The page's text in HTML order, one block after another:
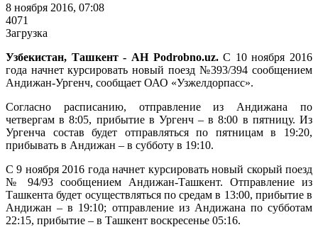
8 ноября 2016, 07:08
4071
Загрузка
Узбекистан, Ташкент - АН Podrobno.uz.С 10 ноября 2016
года начнет курсировать новый поезд №393/394 сообщением
Андижан-Ургенч, сообщает ОАО «Узжелдорпасс».
Согласно расписанию, отправление из Андижана по
четвергам в 8:05, прибытие в Ургенч – в 8:00 в пятницу. Из
Ургенча состав будет отправляться по пятницам в 19:20,
прибывать в Андижан – в субботу в 19:10.
С 9 ноября 2016 года начнет курсировать новый скорый поезд
№ 94/93 сообщением Андижан-Ташкент. Отправление из
Ташкента будет осуществляться по средам в 13:00, прибытие в
Андижан – в 19:10; отправление из Андижана по субботам
22:15, прибытие – в Ташкент воскресенье 05:16.